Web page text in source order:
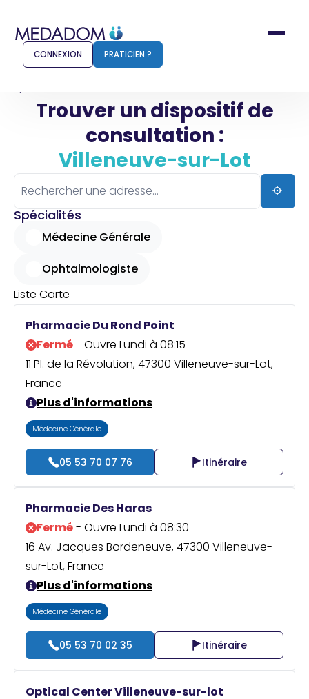
Comment ça marche ?
Pharmacien
Connexion
Praticien ?
CONNEXION PRATICIEN ?
Trouver un dispositif de
consultation :
Villeneuve-sur-Lot
Spécialités
Médecine Générale
Ophtalmologiste
Liste Carte
Pharmacie Du Rond Point
Fermé- Ouvre Lundi à 08:15
11 Pl. de la Révolution, 47300 Villeneuve-sur-Lot,
France
Plus d'informations
Médecine Générale
05 53 70 07 76 Itinéraire
Pharmacie Des Haras
Fermé- Ouvre Lundi à 08:30
16 Av. Jacques Bordeneuve, 47300 Villeneuve-
sur-Lot, France
Plus d'informations
Médecine Générale
05 53 70 02 35 Itinéraire
Optical Center Villeneuve-sur-lot